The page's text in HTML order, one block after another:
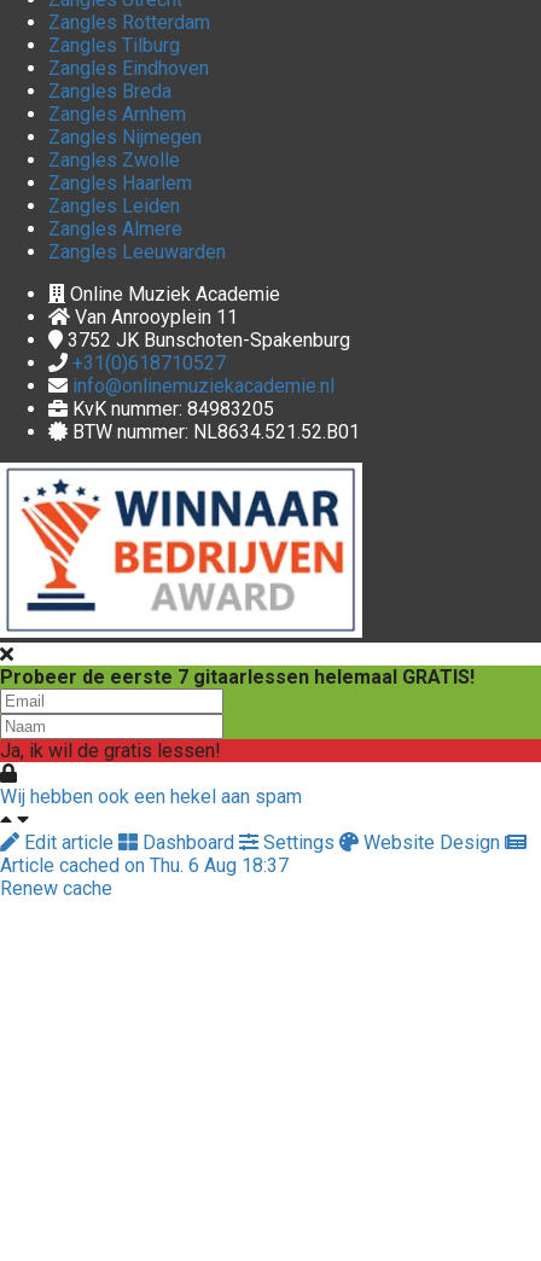
Zangles Rotterdam
Zangles Tilburg
Zangles Eindhoven
Zangles Breda
Zangles Arnhem
Zangles Nijmegen
Zangles Zwolle
Zangles Haarlem
Zangles Leiden
Zangles Almere
Zangles Leeuwarden
Online Muziek Academie
Van Anrooyplein 11
3752 JK Bunschoten-Spakenburg
+31(0)618710527
info@onlinemuziekacademie.nl
KvK nummer: 84983205
BTW nummer: NL8634.521.52.B01
Probeer de eerste 7 gitaarlessen helemaal GRATIS!
Ja, ik wil de gratis lessen!
Wij hebben ook een hekel aan spam
Edit article
Dashboard Settings
Website Design
Article cached on Thu. 6 Aug 18:37
Renew cache